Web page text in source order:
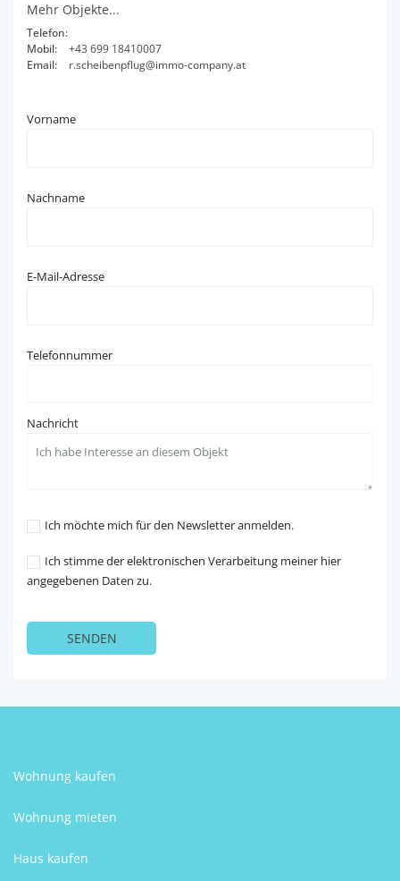
Mehr Objekte...
Telefon:
Mobil:
+43 699 18410007
Email:
r.scheibenpflug@immo-company.at
Vorname
Nachname
E-Mail-Adresse
Telefonnummer
Nachricht
Ich möchte mich für den Newsletter anmelden.
Ich stimme der elektronischen Verarbeitung meiner hier
angegebenen Daten zu.
Wohnung kaufen
Wohnung mieten
Haus kaufen